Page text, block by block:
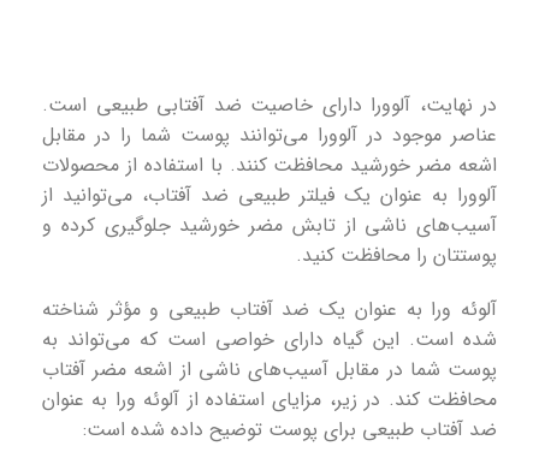
در نهایت، آلوورا دارای خاصیت ضد آفتابی طبیعی است.
عناصر موجود در آلوورا می‌توانند پوست شما را در مقابل
اشعه مضر خورشید محافظت کنند. با استفاده از محصولات
آلوورا به عنوان یک فیلتر طبیعی ضد آفتاب، می‌توانید از
آسیب‌های ناشی از تابش مضر خورشید جلوگیری کرده و
پوستتان را محافظت کنید.
آلوئه ورا به عنوان یک ضد آفتاب طبیعی و مؤثر شناخته
شده است. این گیاه دارای خواصی است که می‌تواند به
پوست شما در مقابل آسیب‌های ناشی از اشعه مضر آفتاب
محافظت کند. در زیر، مزایای استفاده از آلوئه ورا به عنوان
ضد آفتاب طبیعی برای پوست توضیح داده شده است: